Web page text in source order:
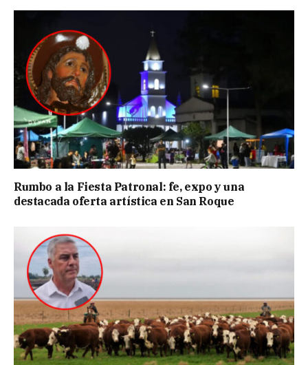
Rumbo a la Fiesta Patronal: fe, expo y una
destacada oferta artística en San Roque